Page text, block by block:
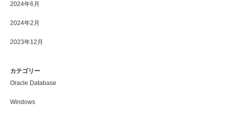
2024年6月
2024年2月
2023年12月
カテゴリー
Oracle Database
Windows